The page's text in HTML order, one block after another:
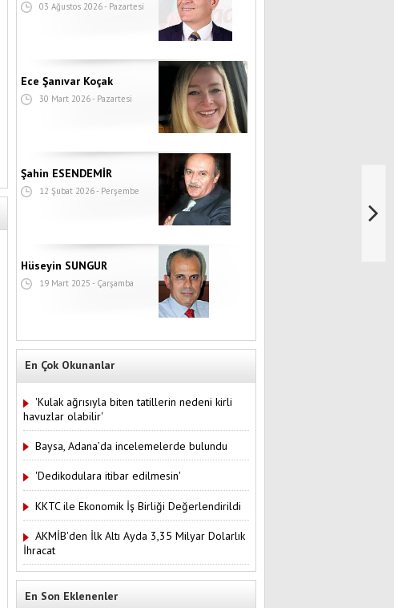
03 Ağustos 2026 - Pazartesi
Ece Şanıvar Koçak
30 Mart 2026 - Pazartesi
Şahin ESENDEMİR
12 Şubat 2026 - Perşembe
Hüseyin SUNGUR
19 Mart 2025 - Çarşamba
En Çok Okunanlar
'Kulak ağrısıyla biten tatillerin nedeni kirli
havuzlar olabilir'
Baysa, Adana’da incelemelerde bulundu
'Dedikodulara itibar edilmesin'
KKTC ile Ekonomik İş Birliği Değerlendirildi
AKMİB'den İlk Altı Ayda 3,35 Milyar Dolarlık
İhracat
En Son Eklenenler